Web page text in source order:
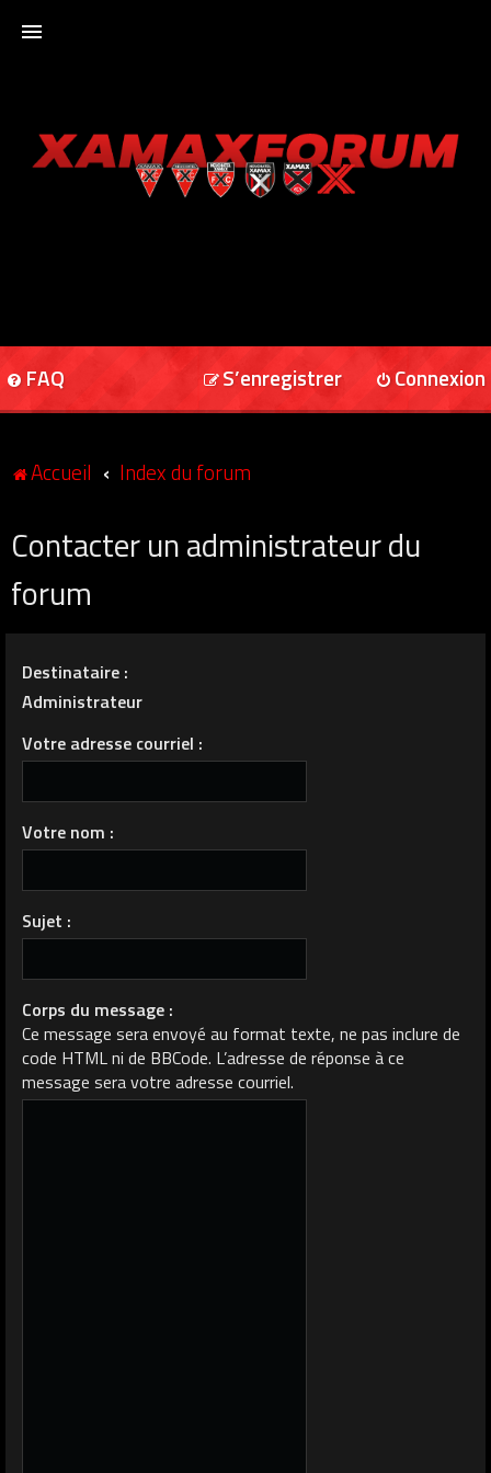
XAMAXFORUM
FAQ Connexion
S’enregistrer
Accueil Index du forum
Contacter un administrateur du
forum
Destinataire :
Administrateur
Votre adresse courriel :
Votre nom :
Sujet :
Corps du message :
Ce message sera envoyé au format texte, ne pas inclure de
code HTML ni de BBCode. L’adresse de réponse à ce
message sera votre adresse courriel.